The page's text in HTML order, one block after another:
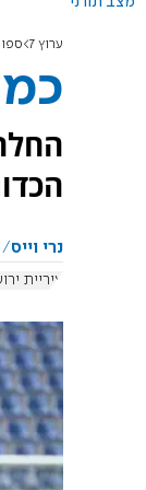
ערוץ 7
נרי וייס
עיריית